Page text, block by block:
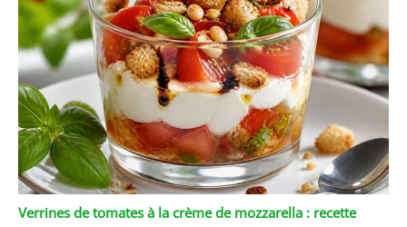
Verrines de tomates à la crème de mozzarella : recette